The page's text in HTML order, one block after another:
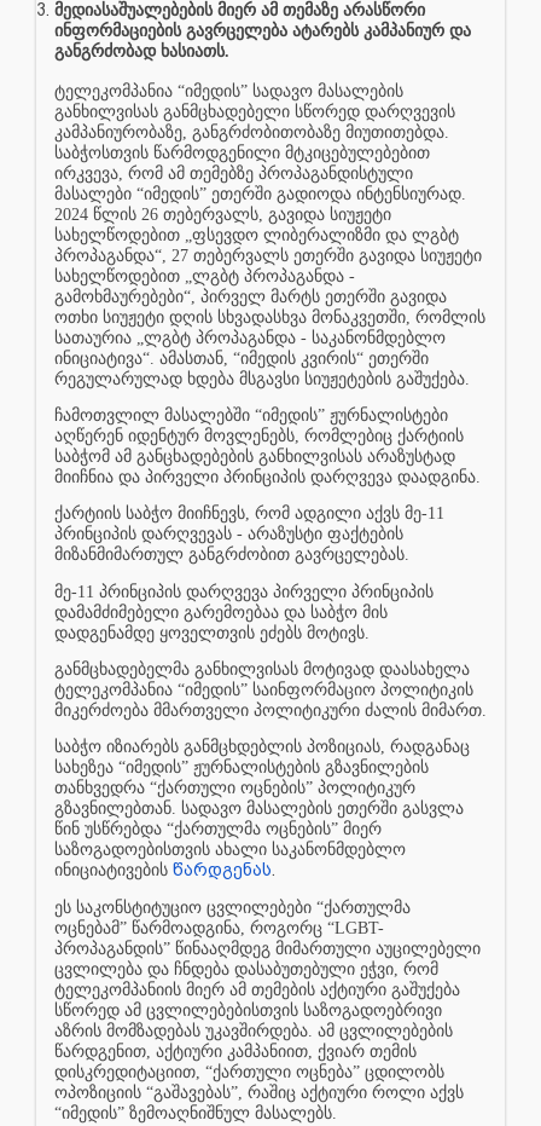
მედიასაშუალებების მიერ ამ თემაზე არასწორი
ინფორმაციების გავრცელება ატარებს კამპანიურ და
განგრძობად ხასიათს.
ტელეკომპანია “იმედის” სადავო მასალების
განხილვისას განმცხადებელი სწორედ დარღვევის
კამპანიურობაზე, განგრძობითობაზე მიუთითებდა.
საბჭოსთვის წარმოდგენილი მტკიცებულებებით
ირკვევა, რომ ამ თემებზე პროპაგანდისტული
მასალები “იმედის” ეთერში გადიოდა ინტენსიურად.
2024 წლის 26 თებერვალს, გავიდა სიუჟეტი
სახელწოდებით „ფსევდო ლიბერალიზმი და ლგბტ
პროპაგანდა“, 27 თებერვალს ეთერში გავიდა სიუჟეტი
სახელწოდებით „ლგბტ პროპაგანდა -
გამოხმაურებები“, პირველ მარტს ეთერში გავიდა
ოთხი სიუჟეტი დღის სხვადასხვა მონაკვეთში, რომლის
სათაურია „ლგბტ პროპაგანდა - საკანონმდებლო
ინიციატივა“. ამასთან, “იმედის კვირის“ ეთერში
რეგულარულად ხდება მსგავსი სიუჟეტების გაშუქება.
ჩამოთვლილ მასალებში “იმედის” ჟურნალისტები
აღწერენ იდენტურ მოვლენებს, რომლებიც ქარტიის
საბჭომ ამ განცხადებების განხილვისას არაზუსტად
მიიჩნია და პირველი პრინციპის დარღვევა დაადგინა.
ქარტიის საბჭო მიიჩნევს, რომ ადგილი აქვს მე-11
პრინციპის დარღვევას - არაზუსტი ფაქტების
მიზანმიმართულ განგრძობით გავრცელებას.
მე-11 პრინციპის დარღვევა პირველი პრინციპის
დამამძიმებელი გარემოებაა და საბჭო მის
დადგენამდე ყოველთვის ეძებს მოტივს.
განმცხადებელმა განხილვისას მოტივად დაასახელა
ტელეკომპანია “იმედის” საინფორმაციო პოლიტიკის
მიკერძოება მმართველი პოლიტიკური ძალის მიმართ.
საბჭო იზიარებს განმცხდებლის პოზიციას, რადგანაც
სახეზეა “იმედის” ჟურნალისტების გზავნილების
თანხვედრა “ქართული ოცნების” პოლიტიკურ
გზავნილებთან. სადავო მასალების ეთერში გასვლა
წინ უსწრებდა “ქართულმა ოცნების” მიერ
საზოგადოებისთვის ახალი საკანონმდებლო
ინიციატივების წარდგენას.
ეს საკონსტიტუციო ცვლილებები “ქართულმა
ოცნებამ” წარმოადგინა, როგორც “LGBT-
პროპაგანდის” წინააღმდეგ მიმართული აუცილებელი
ცვლილება და ჩნდება დასაბუთებული ეჭვი, რომ
ტელეკომპანიის მიერ ამ თემების აქტიური გაშუქება
სწორედ ამ ცვლილებებისთვის საზოგადოებრივი
აზრის მომზადებას უკავშირდება. ამ ცვლილებების
წარდგენით, აქტიური კამპანიით, ქვიარ თემის
დისკრედიტაციით, “ქართული ოცნება” ცდილობს
ოპოზიციის “გაშავებას”, რაშიც აქტიური როლი აქვს
“იმედის” ზემოაღნიშნულ მასალებს.